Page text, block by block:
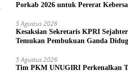
Porkab 2026 untuk Pererat
5 Agustus 2026
Kesaksian Sekretaris KPRI
Temukan Pembukuan Ganda
5 Agustus 2026
Tim PKM UNUGIRI Perkenalkan